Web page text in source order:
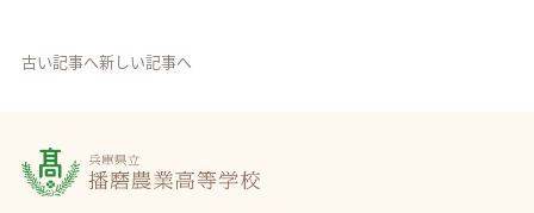
古い記事へ新しい記事へ